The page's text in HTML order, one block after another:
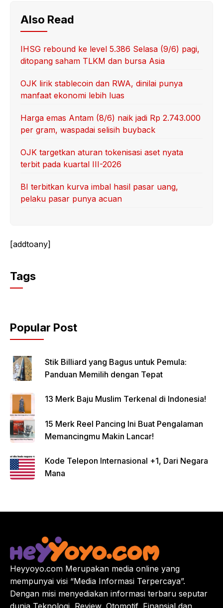
Also Read
IHSG rebound ke level 5.386 Selasa (9/6) pagi,
ditopang saham TLKM dan bursa Asia
OJK lirik stablecoin dan RWA, dinilai punya
manfaat ekonomi lebih luas
Harga emas Antam (8/6) naik jadi Rp 2.743.000
per gram, waspadai selisih buyback
OJK targetkan aturan tokenisasi aset nyata
terbit pada kuartal III-2026
BI terbitkan kurva imbal hasil pasar uang,
pelaku pasar punya acuan
[addtoany]
Tags
Popular Post
Stik Billiard yang Bagus untuk Pemula:
Panduan Memilih dengan Tepat
13 Merk Baju Muslim Terkenal di Indonesia!
15 Merk Reel Pancing Ini Buat Pengalaman
Memancingmu Makin Lancar!
Kode Telepon Internasional +1, Dari Negara
Mana
Heyyoyo.com Merupakan media online yang
mempunyai visi “Media Informasi Terpercaya”.
Dengan misi menyediakan informasi terbaru seputar
dunia Teknologi, Review, Otomotif, Finansial dan